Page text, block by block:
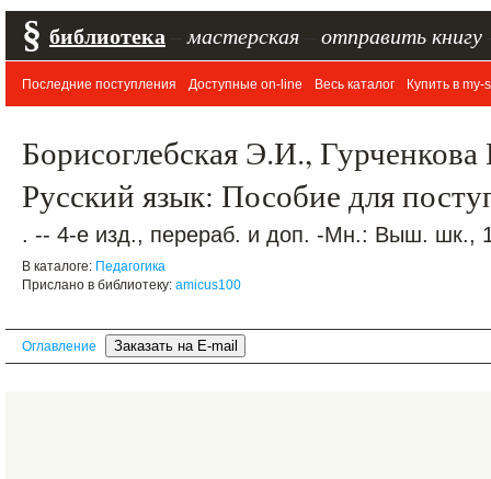
§ библиотека мастерская отправить книгу
Последние поступления Доступные on-line Весь каталог Купить в my-
Борисоглебская Э.И.,
Русский язык: Пособие для
. -- 4-е изд., перераб. и доп. -Мн.: Выш. шк.,
В каталоге: Педагогика
Прислано в библиотеку: amicus100
Оглавление